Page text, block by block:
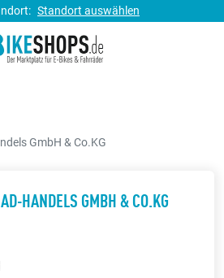
Standort auswählen
GmbH & Co.KG
HANDELS GMBH & CO.KG